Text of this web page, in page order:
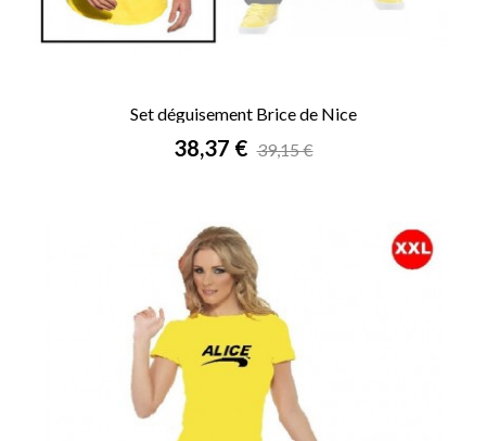
Set déguisement Brice de Nice
Prix
38,37 € 39,15 €